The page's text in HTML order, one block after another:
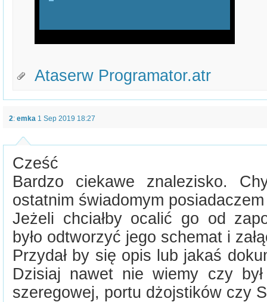
Ataserw Programator.atr
2: emka 1 Sep 2019 18:27
Cześć
Bardzo ciekawe znalezisko.
ostatnim świadomym
Jeżeli chciałby ocalić go od
było odtworzyć jego schemat i
Przydał by się opis lub jakaś
Dzisiaj nawet nie wiemy czy
szeregowej, portu dżojstików czy